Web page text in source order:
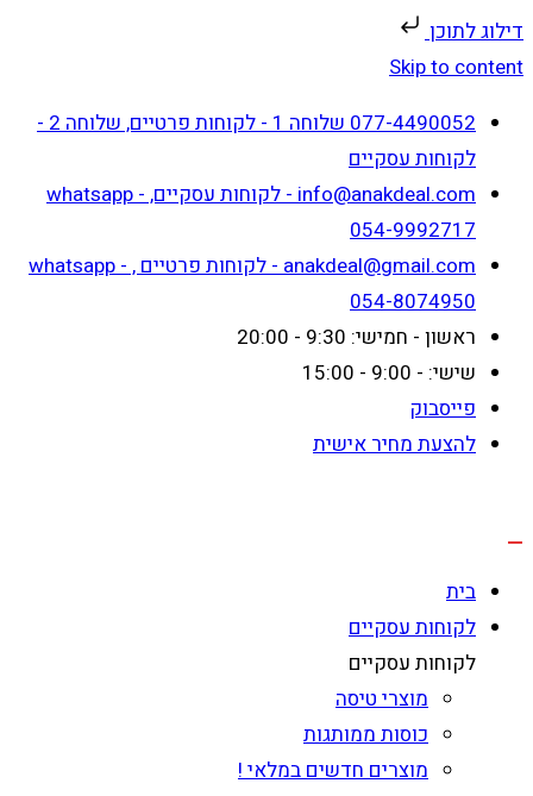
דילוג לתוכן
Skip to content
077-4490052 שלוחה 1 - לקוחות פרטיים, שלוחה 2 -
לקוחות עסקיים
info@anakdeal.com - לקוחות עסקיים, whatsapp -
054-9992717
anakdeal@gmail.com - לקוחות פרטיים , whatsapp -
054-8074950
ראשון - חמישי: 9:30 - 20:00
שישי: - 9:00 - 15:00
פייסבוק
להצעת מחיר אישית
בית
לקוחות עסקיים
לקוחות עסקיים
מוצרי טיסה
כוסות ממותגות
מוצרים חדשים במלאי !